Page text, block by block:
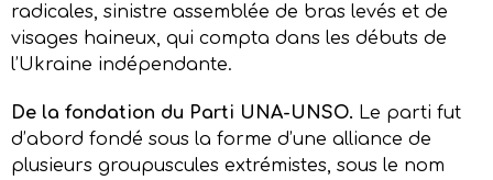
radicales, sinistre assemblée de bras levés et de
visages haineux, qui compta dans les débuts de
l’Ukraine indépendante.
De la fondation du Parti UNA-UNSO. Le parti fut
d’abord fondé sous la forme d’une alliance de
plusieurs groupuscules extrémistes, sous le nom